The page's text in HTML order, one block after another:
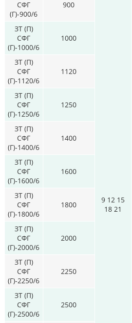
9 12 15
18 21
СФГ
(Г)-900/6
900
ЗТ (П)
СФГ
(Г)-1000/6
1000
ЗТ (П)
СФГ
(Г)-1120/6
1120
ЗТ (П)
СФГ
(Г)-1250/6
1250
ЗТ (П)
СФГ
(Г)-1400/6
1400
ЗТ (П)
СФГ
(Г)-1600/6
1600
ЗТ (П)
СФГ
(Г)-1800/6
1800
ЗТ (П)
СФГ
(Г)-2000/6
2000
ЗТ (П)
СФГ
(Г)-2250/6
2250
ЗТ (П)
СФГ
(Г)-2500/6
2500